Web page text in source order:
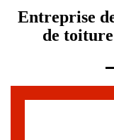
Entreprise
de